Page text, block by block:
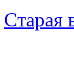
Cтарая